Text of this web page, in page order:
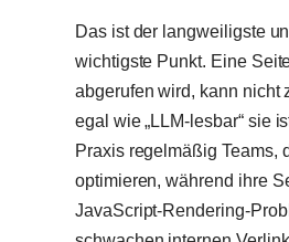
Das ist der langweiligste
wichtigste Punkt. Eine
abgerufen wird, kann nicht
egal wie „LLM-lesbar“ sie
Praxis regelmäßig Teams,
optimieren, während ihre
JavaScript-Rendering-